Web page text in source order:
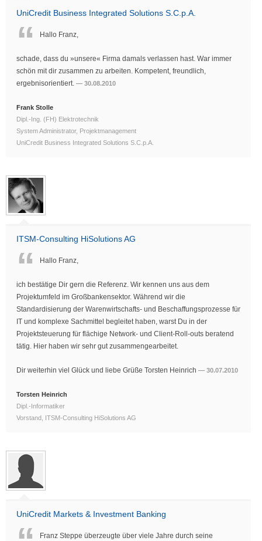
UniCredit Business Integrated Solutions S.C.p.A.
Hallo Franz,
schade, dass du »unsere« Firma damals verlassen hast. War immer
schön mit dir zusammen zu arbeiten. Kompetent, freundlich,
ergebnisorientiert.
30.08.2010
Frank Stolle
Dipl.-Ing. (FH) Elektrotechnik
System Administrator, Projektmanagement
UniCredit Business Integrated Solutions S.C.p.A.
ITSM-Consulting HiSolutions AG
Hallo Franz,
ich bestätige Dir gern die Referenz. Wir kennen uns aus dem
Projektumfeld im Großbankensektor. Während wir die
Standardisierung der Warenwirtschafts- und Beschaffungsprozesse für
IT und komplexe Sachmittel begleitet haben, warst Du in der
Projektsteuerung für flächige Network- und Client-Roll-outs beratend
tätig. Hier haben wir sehr gut zusammengearbeitet.
Dir weiterhin viel Glück und liebe Grüße Torsten Heinrich 30.07.2010
Torsten Heinrich
Dipl.-Informatiker
Vorstand, ITSM-Consulting HiSolutions AG
UniCredit Markets & Investment Banking
Franz Steppe überzeugte über viele Jahre durch seine